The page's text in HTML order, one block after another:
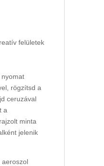
felületek
rögzítsd a
ceruzával
a
minta
jelenik
aeroszol